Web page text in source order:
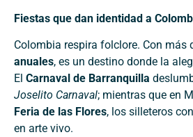
Fiestas que dan identidad a
Colombia respira folclore. Con más
anuales, es un destino donde la
El Carnaval de Barranquilla
Joselito Carnaval; mientras que en
Feria de las Flores, los silleteros
en arte vivo.